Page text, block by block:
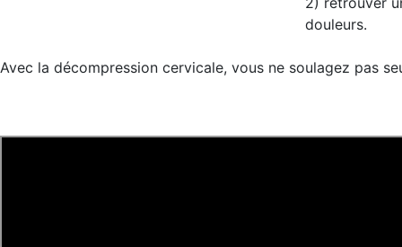
douleurs.
Avec la décompression cervicale, vous ne soulagez pas